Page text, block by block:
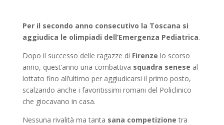
Per il secondo anno consecutivo la Toscana si
aggiudica le olimpiadi dell’Emergenza Pediatrica.
Dopo il successo delle ragazze di Firenze lo scorso
anno, quest’anno una combattiva squadra senese al
lottato fino all’ultimo per aggiudicarsi il primo posto,
scalzando anche i favoritissimi romani del Policlinico
che giocavano in casa.
Nessuna rivalità ma tanta sana competizione tra